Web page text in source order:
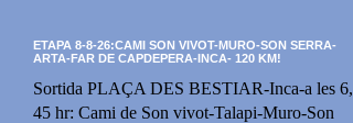
ETAPA 8-8-26:CAMI SON VIVOT-MURO-SON SERRA-
ARTA-FAR DE CAPDEPERA-INCA- 120 KM!
Sortida PLAÇA DES BESTIAR-Inca-a les 6,
45 hr: Cami de Son vivot-Talapi-Muro-Son